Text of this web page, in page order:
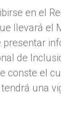
en el
llevará el
de
conste el
una